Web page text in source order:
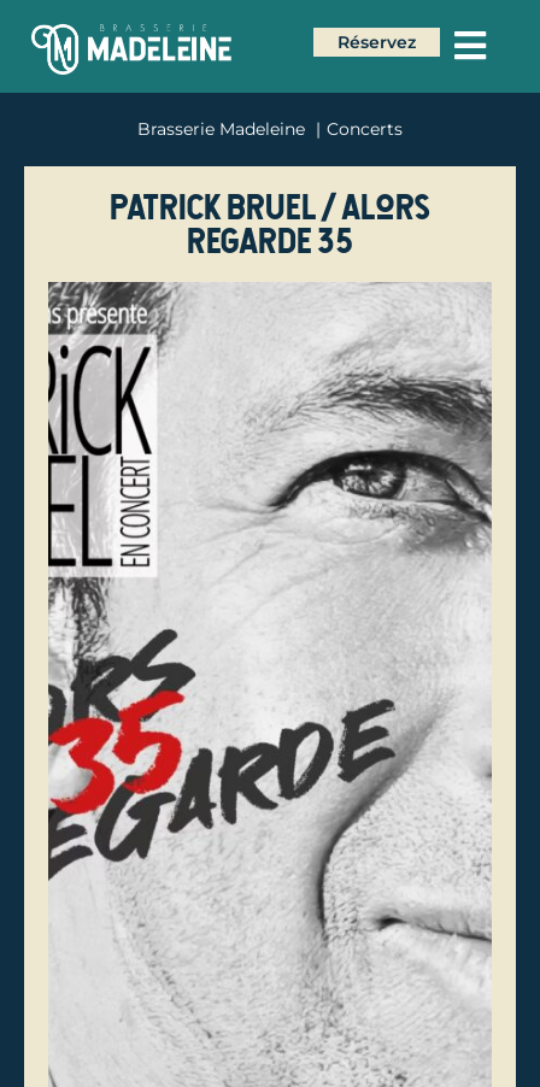
Réservez
Brasserie Madeleine Concerts
Patrick Bruel / Alors
Regarde 35